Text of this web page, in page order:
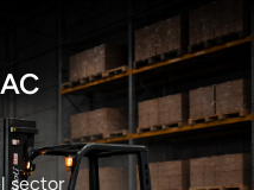
sector